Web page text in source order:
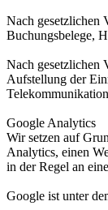
Nach gesetzlichen
Buchungsbelege,
Nach gesetzlichen
Aufstellung der
Google Analytics
Wir setzen auf
Analytics, einen
in der Regel an
Google ist unter